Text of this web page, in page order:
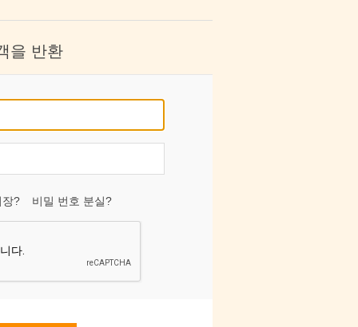
을 반환
장? 비밀 번호 분실?